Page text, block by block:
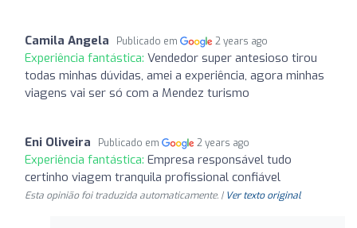
Camila Angela Publicado em 2 years ago
Experiência fantástica: Vendedor super antesioso tirou
todas minhas dúvidas, amei a experiência, agora minhas
viagens vai ser só com a Mendez turismo
Eni Oliveira Publicado em 2 years ago
Experiência fantástica: Empresa responsável tudo
certinho viagem tranquila profissional confiável
Esta opinião foi traduzida automaticamente. | Ver texto original